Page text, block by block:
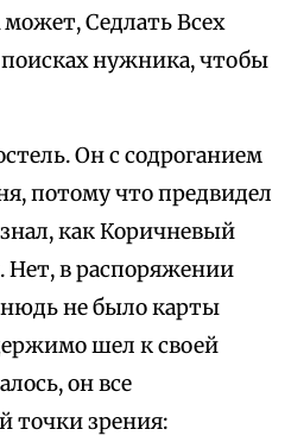
Седлать Всех
нужника, чтобы
Он с содроганием
потому что предвидел
как Коричневый
в распоряжении
не было карты
шел к своей
он все
точки зрения: